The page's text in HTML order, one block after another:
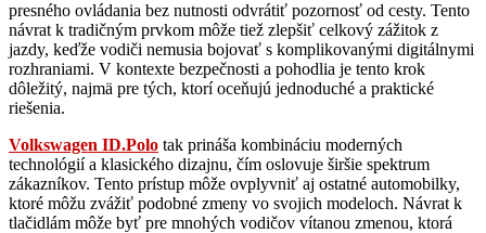
presného ovládania bez nutnosti odvrátiť pozornosť od cesty. Tento
návrat k tradičným prvkom môže tiež zlepšiť celkový zážitok z
jazdy, keďže vodiči nemusia bojovať s komplikovanými digitálnymi
rozhraniami. V kontexte bezpečnosti a pohodlia je tento krok
dôležitý, najmä pre tých, ktorí oceňujú jednoduché a praktické
riešenia.
Volkswagen ID.Polo tak prináša kombináciu moderných
technológií a klasického dizajnu, čím oslovuje širšie spektrum
zákazníkov. Tento prístup môže ovplyvniť aj ostatné automobilky,
ktoré môžu zvážiť podobné zmeny vo svojich modeloch. Návrat k
tlačidlám môže byť pre mnohých vodičov vítanou zmenou, ktorá